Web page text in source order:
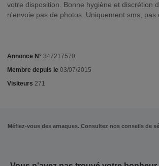
votre disposition. Bonne hygiène et discrétion
n'envoie pas de photos. Uniquement sms, pas
Annonce N° 347217570
Membre depuis le 03/07/2015
Visiteurs 271
Méfiez-vous des arnaques. Consultez nos conseils de